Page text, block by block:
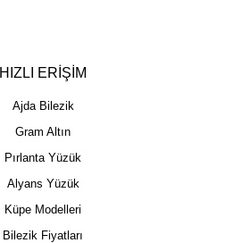
HIZLI ERİŞİM
Ajda Bilezik
Gram Altın
Pırlanta Yüzük
Alyans Yüzük
Küpe Modelleri
Bilezik Fiyatları